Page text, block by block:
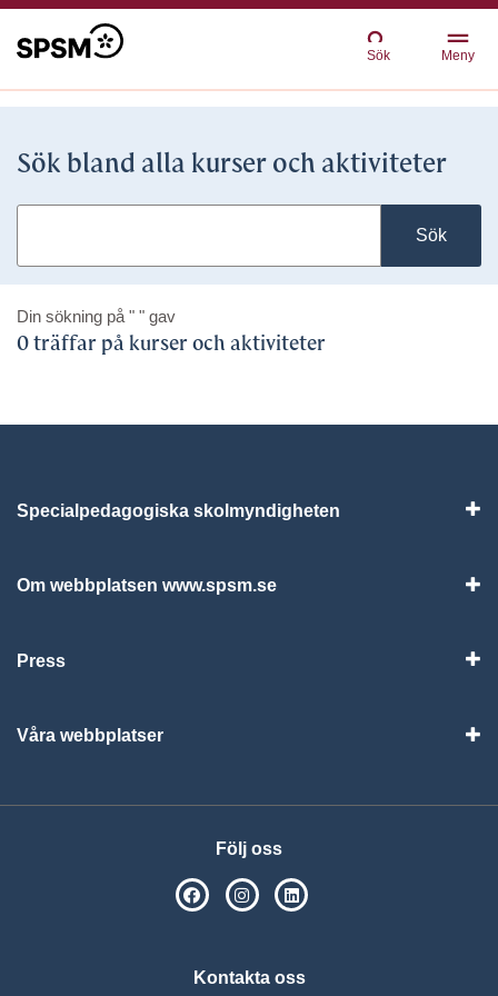
Sök Meny
Sök bland alla kurser och aktiviteter
Sök
Din sökning på " " gav
0 träffar på kurser och aktiviteter
Specialpedagogiska skolmyndigheten
Om webbplatsen www.spsm.se
Press
Våra webbplatser
Följ oss
SPSM på Facebook
SPSM på Instagram
Kontakta oss